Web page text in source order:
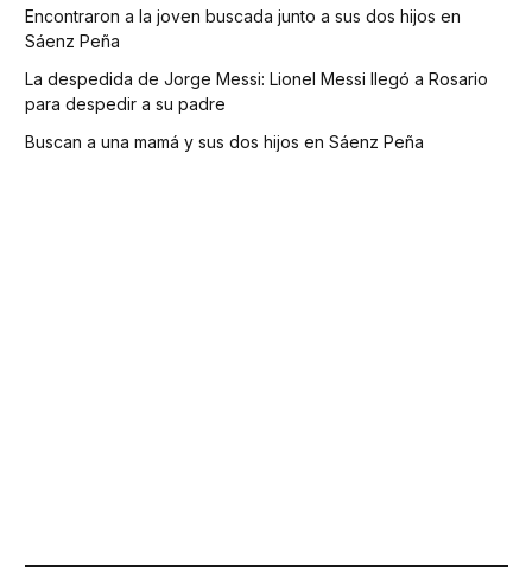
Encontraron a la joven buscada junto a sus dos hijos en
Sáenz Peña
La despedida de Jorge Messi: Lionel Messi llegó a Rosario
para despedir a su padre
Buscan a una mamá y sus dos hijos en Sáenz Peña